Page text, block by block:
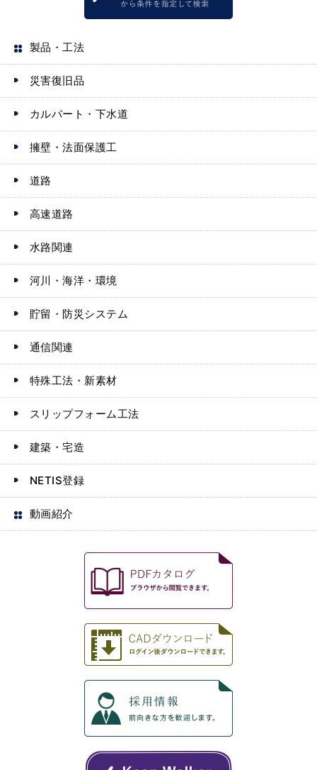
製品・工法
災害復旧品
カルバート・下水道
擁壁・法面保護工
道路
高速道路
水路関連
河川・海洋・環境
貯留・防災システム
通信関連
特殊工法・新素材
スリップフォーム工法
建築・宅造
NETIS登録
動画紹介